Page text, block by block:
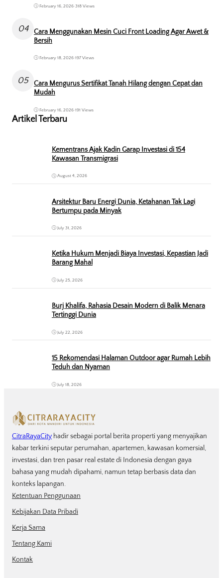
February 16, 2026•318 Views
04
Cara Menggunakan Mesin Cuci Front Loading Agar Awet &
Bersih
February 18, 2026•197 Views
05
Cara Mengurus Sertifikat Tanah Hilang dengan Cepat dan
Mudah
February 16, 2026•191 Views
Artikel Terbaru
Kementrans Ajak Kadin Garap Investasi di 154
Kawasan Transmigrasi
August 4, 2026
Arsitektur Baru Energi Dunia, Ketahanan Tak Lagi
Bertumpu pada Minyak
July 31, 2026
Ketika Hukum Menjadi Biaya Investasi, Kepastian Jadi
Barang Mahal
July 25, 2026
Burj Khalifa, Rahasia Desain Modern di Balik Menara
Tertinggi Dunia
July 22, 2026
15 Rekomendasi Halaman Outdoor agar Rumah Lebih
Teduh dan Nyaman
July 18, 2026
CitraRayaCity hadir sebagai portal berita properti yang menyajikan
kabar terkini seputar perumahan, apartemen, kawasan komersial,
investasi, dan tren pasar real estate di Indonesia dengan gaya
bahasa yang mudah dipahami, namun tetap berbasis data dan
konteks lapangan.
Ketentuan Penggunaan
Kebijakan Data Pribadi
Kerja Sama
Tentang Kami
Kontak